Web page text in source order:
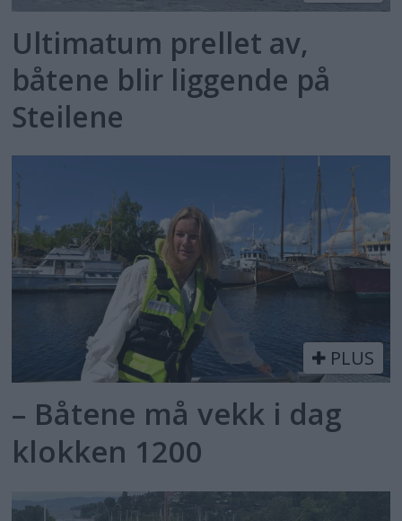
Ultimatum prellet av,
båtene blir liggende på
Steilene
PLUS
– Båtene må vekk i dag
klokken 1200